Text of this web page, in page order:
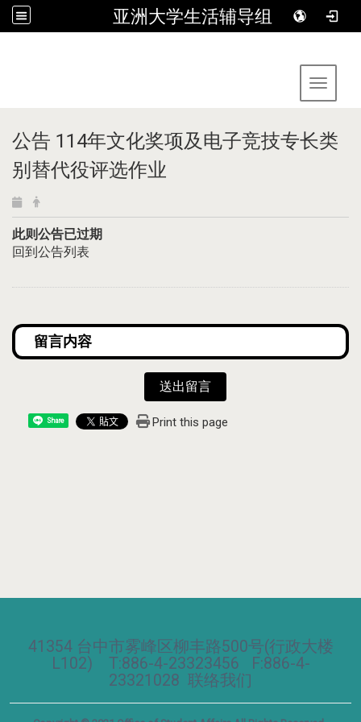
亚洲大学生活辅导组
Toggle
公告 114年文化奖项及电子竞技专长类
别替代役评选作业
此则公告已过期
回到公告列表
送出留言
Share Print this page
41354 台中市雾峰区柳丰路500号(行政大楼
L102) T:886-4-23323456 F:886-4-
23321028 联络我们